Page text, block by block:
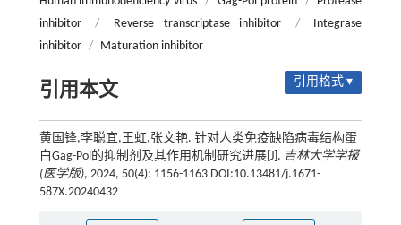
inhibitor
/ Reverse transcriptase inhibitor /
Integrase
inhibitor / Maturation inhibitor
引用本文 引用格式 ▾
黄国锋,李聪宜,王虹,张文艳. 针对人类免疫缺陷病毒结构蛋
白Gag-Pol的抑制剂及其作用机制研究进展[J]. 吉林大学学报
(医学版), 2024, 50(4): 1156-1163 DOI:10.13481/j.1671-
587X.20240432